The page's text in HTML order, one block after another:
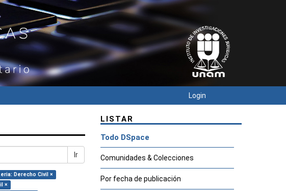
Login
Ir
Derecho Civil ×
×
LISTAR
Todo DSpace
Comunidades & Colecciones
Por fecha de publicación